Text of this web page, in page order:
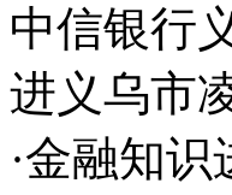
中信银行
进义乌市
·金融知